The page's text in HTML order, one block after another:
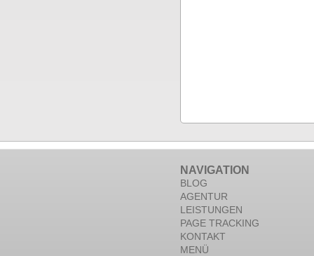
NAVIGATION
BLOG
AGENTUR
LEISTUNGEN
PAGE TRACKING
KONTAKT
MENÜ